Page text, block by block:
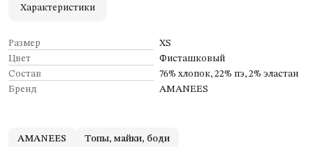
Характеристики
Размер
XS
Цвет
Фисташковый
Состав
76% хлопок, 22% пэ, 2% эластан
Бренд
AMANEES
AMANEES Топы, майки, боди